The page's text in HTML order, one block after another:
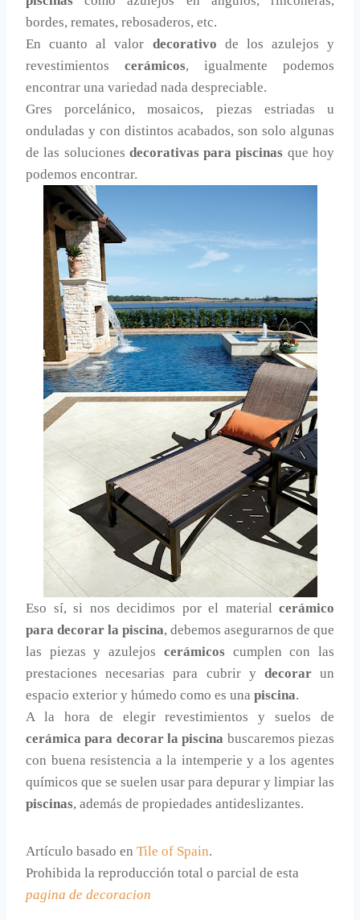
bordes, remates, rebosaderos, etc.
En cuanto al valor decorativo de los azulejos y
revestimientos cerámicos, igualmente podemos
encontrar una variedad nada despreciable.
Gres porcelánico, mosaicos, piezas estriadas u
onduladas y con distintos acabados, son solo algunas
de las soluciones decorativas para piscinas que hoy
podemos encontrar.
Eso sí, si nos decidimos por el material cerámico
para decorar la piscina, debemos asegurarnos de que
las piezas y azulejos cerámicoscumplen con las
prestaciones necesarias para cubrir y decorarun
espacio exterior y húmedo como es una piscina.
A la hora de elegir revestimientos y suelos de
cerámica para decorar la piscina buscaremos piezas
con buena resistencia a la intemperie y a los agentes
químicos que se suelen usar para depurar y limpiar las
piscinas, además de propiedades antideslizantes.
Artículo basado en Tile of Spain.
Prohibida la reproducción total o parcial de esta
pagina de decoracion